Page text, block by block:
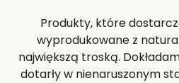
Produkty, które
wyprodukowane z
największą troską.
dotarły w nienaruszonym